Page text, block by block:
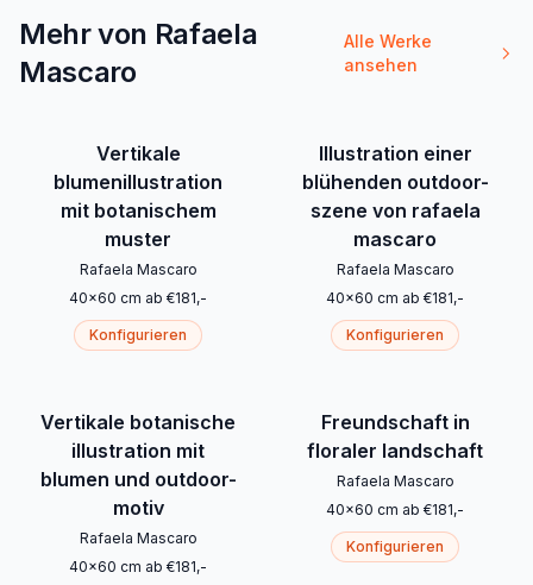
Mehr von Rafaela
Mascaro
Alle Werke
ansehen
Vertikale
blumenillustration
mit botanischem
muster
Rafaela Mascaro
40x60 cm ab €181,-
Konfigurieren
Illustration einer
blühenden outdoor-
szene von rafaela
mascaro
Rafaela Mascaro
40x60 cm ab €181,-
Konfigurieren
Vertikale botanische
illustration mit
blumen und outdoor-
motiv
Rafaela Mascaro
40x60 cm ab €181,-
Freundschaft in
floraler landschaft
Rafaela Mascaro
40x60 cm ab €181,-
Konfigurieren